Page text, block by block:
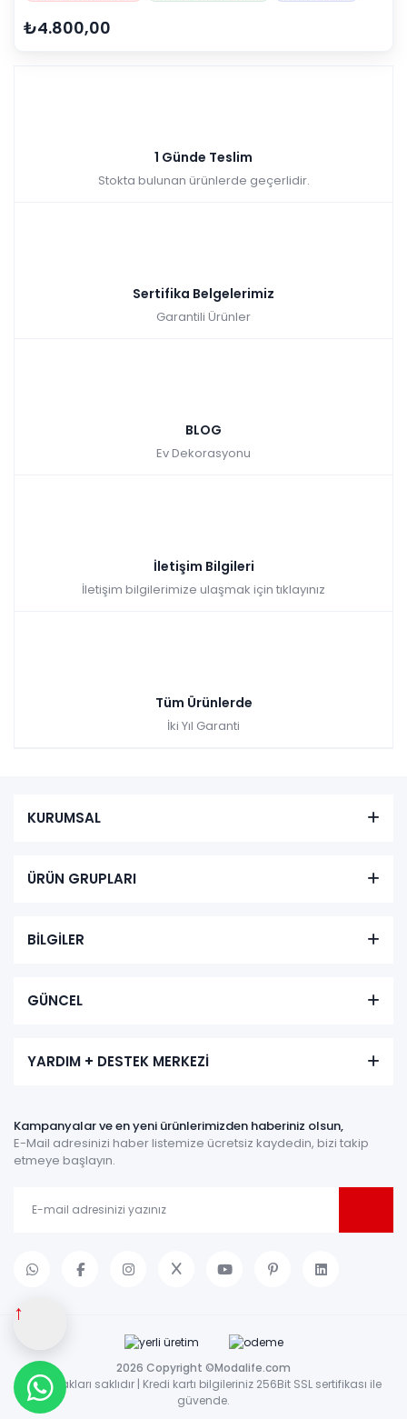
₺4.800,00
↑
1 Günde Teslim
Stokta bulunan ürünlerde geçerlidir.
Sertifika Belgelerimiz
Garantili Ürünler
BLOG
Ev Dekorasyonu
İletişim Bilgileri
İletişim bilgilerimize ulaşmak için tıklayınız
Tüm Ürünlerde
İki Yıl Garanti
KURUMSAL
ÜRÜN GRUPLARI
BİLGİLER
GÜNCEL
YARDIM + DESTEK MERKEZİ
Kampanyalar ve en yeni ürünlerimizden haberiniz olsun,
E-Mail adresinizi haber listemize ücretsiz kaydedin, bizi takip
etmeye başlayın.
2026 Copyright ©Modalife.com
Tüm hakları saklıdır | Kredi kartı bilgileriniz 256Bit SSL sertifikası ile
güvende.